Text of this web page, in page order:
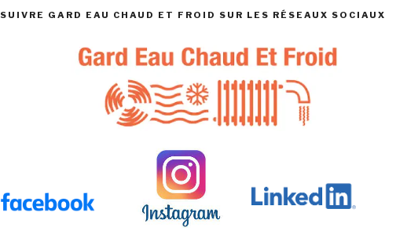
SUIVRE GARD EAU CHAUD ET FROID SUR LES RÉSEAUX SOCIAUX